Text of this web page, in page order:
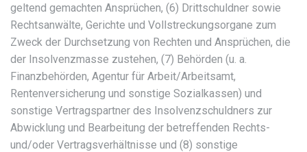
geltend gemachten Ansprüchen, (6) Drittschuldner sowie
Rechtsanwälte, Gerichte und Vollstreckungsorgane zum
Zweck der Durchsetzung von Rechten und Ansprüchen, die
der Insolvenzmasse zustehen, (7) Behörden (u. a.
Finanzbehörden, Agentur für Arbeit/Arbeitsamt,
Rentenversicherung und sonstige Sozialkassen) und
sonstige Vertragspartner des Insolvenzschuldners zur
Abwicklung und Bearbeitung der betreffenden Rechts-
und/oder Vertragsverhältnisse und (8) sonstige